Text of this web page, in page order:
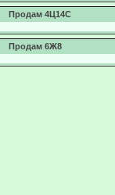
Продам 4Ц14С
Продам 6Ж8